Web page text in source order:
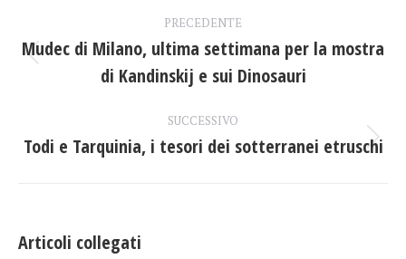
tra
post
PRECEDENTE
Post
precedente:
Mudec di Milano, ultima settimana per la mostra
di Kandinskij e sui Dinosauri
SUCCESSIVO
Prossimo
Todi e Tarquinia, i tesori dei sotterranei etruschi
Articoli collegati